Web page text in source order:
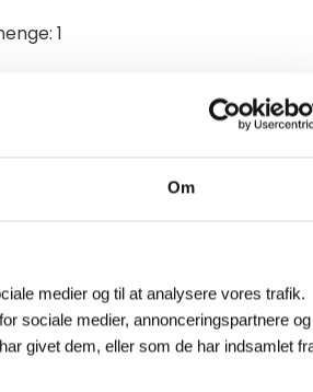
Om
medier og til at analysere vores trafik.
sociale medier, annonceringspartnere og
givet dem, eller som de har indsamlet
1